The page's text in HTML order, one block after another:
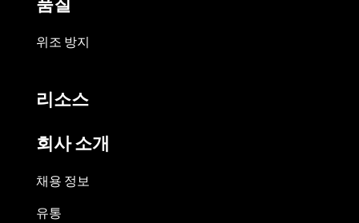
위조 방지
리소스
회사 소개
채용 정보
유통